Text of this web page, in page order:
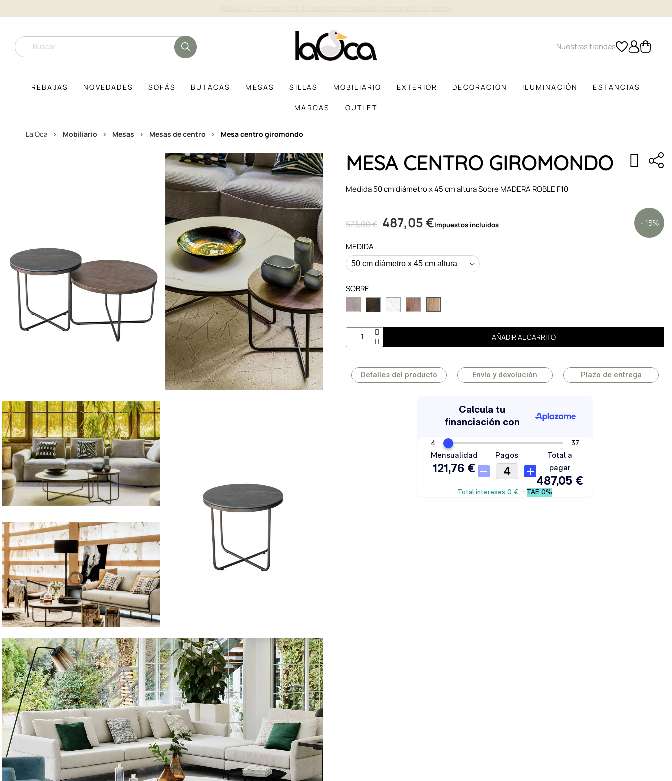
Nuestras tiendas
REBAJAS NOVEDADES SOFÁS BUTACAS MESAS SILLAS MOBILIARIO EXTERIOR DECORACIÓN ILUMINACIÓN ESTANCIAS
MARCAS OUTLET
La Oca mobiliario mesas mesas de centro mesa centro giromondo
MESA CENTRO GIROMONDO
Medida 50 cm diámetro x 45 cm altura Sobre MADERA ROBLE F10
573,00 € 487,05 € - 15%
Impuestos incluidos
MEDIDA
SOBRE
AÑADIR AL CARRITO
Detalles del producto Envío y devolución Plazo de entrega